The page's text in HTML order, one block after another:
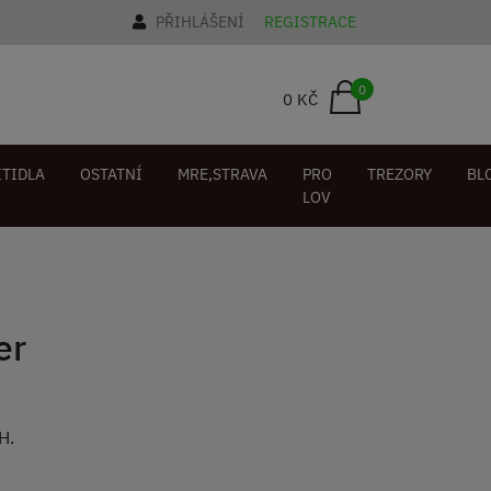
PŘIHLÁŠENÍ REGISTRACE
0 KČ 0
OSTATNÍ MRE,STRAVA
PRO
LOV
TREZORY